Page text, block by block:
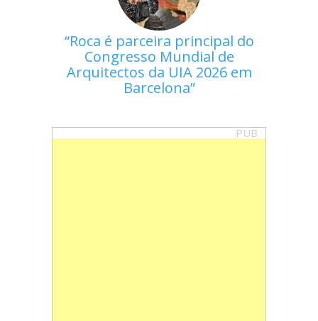
Roca é parceira principal do
Congresso Mundial de
Arquitectos da UIA 2026 em
Barcelona
PUB